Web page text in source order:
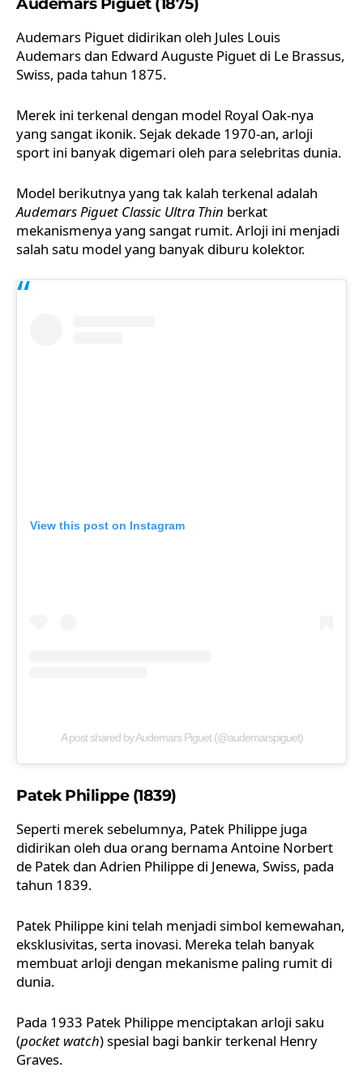
Audemars Piguet didirikan oleh Jules Louis
Audemars dan Edward Auguste Piguet di Le Brassus,
Swiss, pada tahun 1875.
Merek ini terkenal dengan model Royal Oak-nya
yang sangat ikonik. Sejak dekade 1970-an, arloji
sport ini banyak digemari oleh para selebritas dunia.
Model berikutnya yang tak kalah terkenal adalah
Audemars Piguet Classic Ultra Thin berkat
mekanismenya yang sangat rumit. Arloji ini menjadi
salah satu model yang banyak diburu kolektor.
View this post on Instagram
A post shared by Audemars Piguet (@audemarspiguet)
Patek Philippe (1839)
Seperti merek sebelumnya, Patek Philippe juga
didirikan oleh dua orang bernama Antoine Norbert
de Patek dan Adrien Philippe di Jenewa, Swiss, pada
tahun 1839.
Patek Philippe kini telah menjadi simbol kemewahan,
eksklusivitas, serta inovasi. Mereka telah banyak
membuat arloji dengan mekanisme paling rumit di
dunia.
Pada 1933 Patek Philippe menciptakan arloji saku
(pocket watch) spesial bagi bankir terkenal Henry
Graves.